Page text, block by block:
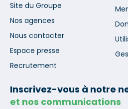
Site du Groupe
Nos agences
Nous contacter
Espace presse
Recrutement
Inscrivez-vous à notre
et nos communications